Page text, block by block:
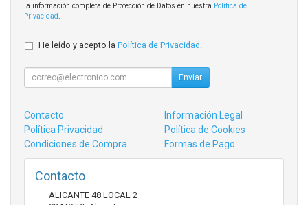
la información completa de Protección de Datos en nuestra Política de
Privacidad
He leído y acepto la Política de Privacidad
Enviar
Contacto
Información Legal
Política Privacidad
Política de Cookies
Condiciones de Compra
Formas de Pago
Contacto
ALICANTE 48 LOCAL 2